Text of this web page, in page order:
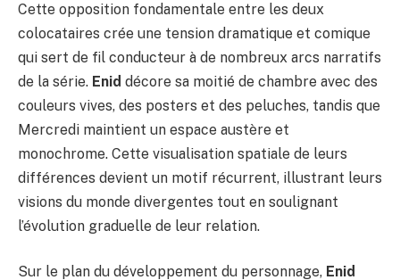
Cette opposition fondamentale entre les deux
colocataires crée une tension dramatique et comique
qui sert de fil conducteur à de nombreux arcs narratifs
de la série. Enid décore sa moitié de chambre avec des
couleurs vives, des posters et des peluches, tandis que
Mercredi maintient un espace austère et
monochrome. Cette visualisation spatiale de leurs
différences devient un motif récurrent, illustrant leurs
visions du monde divergentes tout en soulignant
l’évolution graduelle de leur relation.
Sur le plan du développement du personnage, Enid